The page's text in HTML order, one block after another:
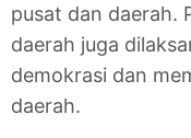
pusat dan daerah.
daerah juga
demokrasi dan
daerah.